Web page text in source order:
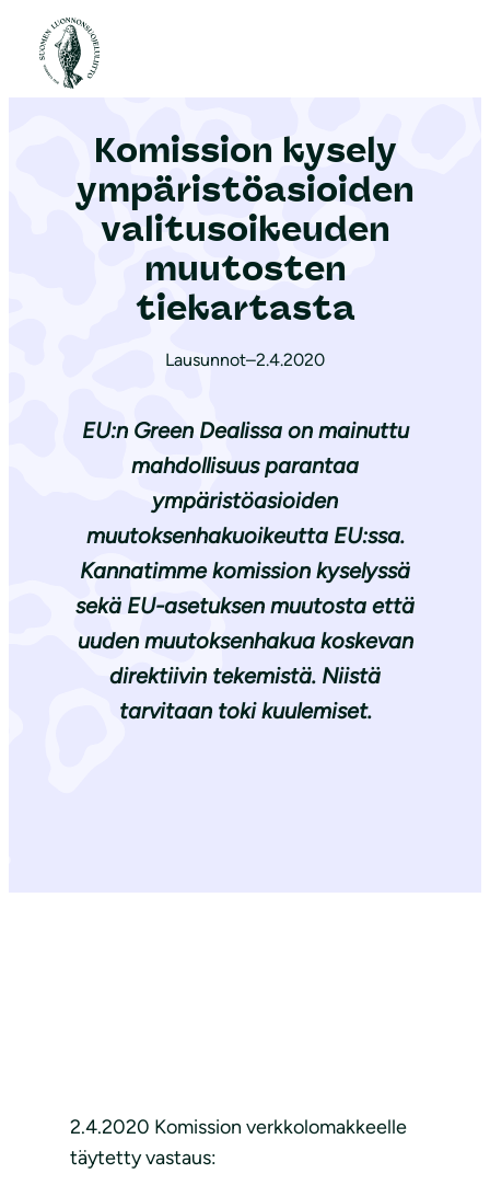
Etusivu
Komission kysely
ym­pä­ris­tö­asioi­den
valitusoikeuden
muutosten
tiekartasta
Lausunnot–2.4.2020
EU:n Green Dealissa on mainuttu
mahdollisuus parantaa
ympäristöasioiden
muutoksenhakuoikeutta EU:ssa.
Kannatimme komission kyselyssä
sekä EU-asetuksen muutosta että
uuden muutoksenhakua koskevan
direktiivin tekemistä. Niistä
tarvitaan toki kuulemiset.
2.4.2020 Komission verkkolomakkeelle
täytetty vastaus: